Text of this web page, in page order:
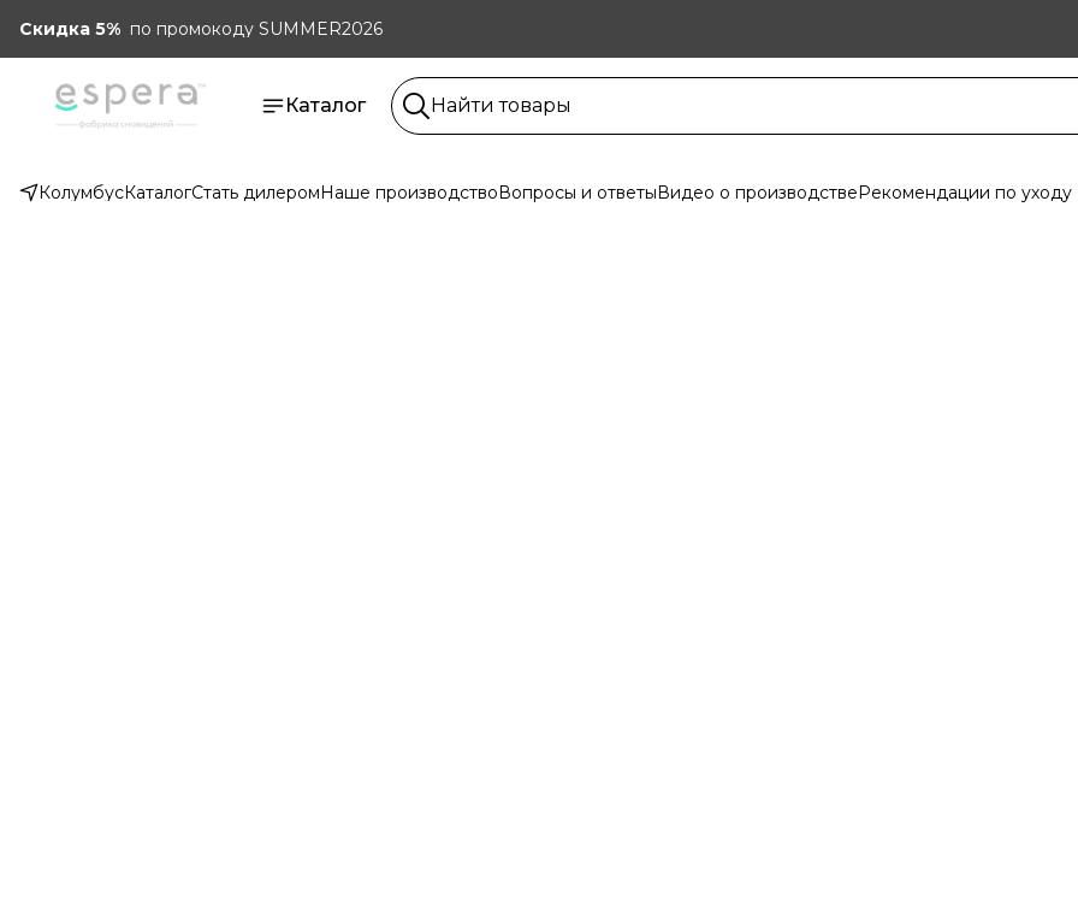
Скидка 5% по промокоду SUMMER2026
Каталог
КолумбусКаталогСтать дилеромНаше производствоВопросы и ответыВидео о производствеРекомендации по уходу